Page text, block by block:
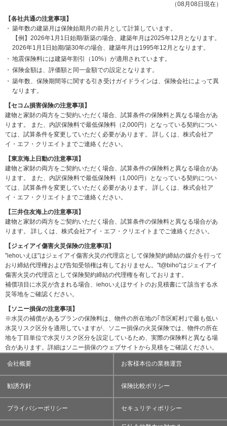
（08月08日現在）
【各社共通の注意事項】
築年数の建築月は保険始期月の前月として計算しています。
【例】2026年1月1日始期/新築の場合、建築年月は2025年12月となります。
2026年1月1日始期/築30年の場合、建築年月は1995年12月となります。
地震保険料には建築年割引（10%）が適用されています。
保険金額は、評価額と同一金額での設定となります。
築年数、保険期間等に関する引き受けガイドラインは、保険会社によって異
なります。
【セコム損害保険の注意事項】
建物と家財の両方をご契約いただく場合、試算条件の保険料と異なる場合があ
ります。
また、内訳保険料で最低保険料（2,000円）となっている契約につい
ては、試算条件を変更していただく必要があります。 詳しくは、株式会社ア
イ・エフ・クリエイトまでご連絡ください。
【東京海上日動の注意事項】
建物と家財の両方をご契約いただく場合、試算条件の保険料と異なる場合があ
ります。
また、内訳保険料で最低保険料（1,000円）となっている契約につい
ては、試算条件を変更していただく必要があります。 詳しくは、株式会社ア
イ・エフ・クリエイトまでご連絡ください。
【三井住友海上の注意事項】
建物と家財の両方をご契約いただく場合、試算条件の保険料と異なる場合があ
ります。 詳しくは、株式会社アイ・エフ・クリエイトまでご連絡ください。
【ジェイアイ傷害火災保険の注意事項】
"iehoいえほ"はジェイアイ傷害火災の代理店として保険契約締結の媒介を行って
おり締結代理権および告知受領権は有しておりません。"t@biho"はジェイアイ
傷害火災の代理店として保険契約締結の代理権を有しております。
補償項目に水災が含まれる場合、iehoいえほサイトのお見積書にて該当する水
災等地をご確認ください。
【ソニー損保の注意事項】
※水災の補償があるプランの保険料は、物件の所在地の｢市区町村｣で最も低い
水災リスク区分を適用していますが、ソニー損保の火災保険では、物件の所在
地を丁目単位で水災リスク区分を設定しているため、実際の保険料と異なる場
合があります。詳細はソニー損保のウェブサイトから見積をご確認ください。
会社概要 お客様本位の業務運営
勧誘方針 保険比較ポリシー
プライバシーポリシー セキュリティポリシー